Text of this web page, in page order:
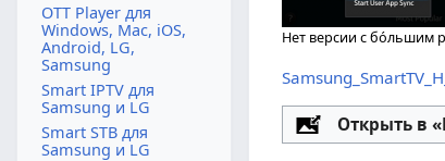
Нет версии с бо́льшим
Открыть в
OTT Player для
Windows, Mac, iOS,
Android, LG,
Samsung
Smart IPTV для
Samsung и LG
Smart STB для
Samsung и LG